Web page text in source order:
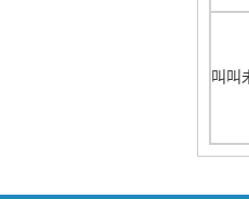
叫叫